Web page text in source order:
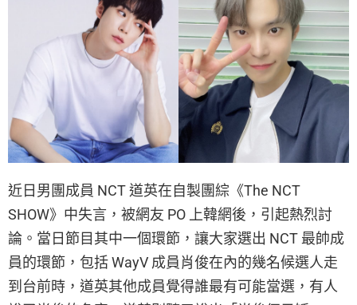
近日男團成員 NCT 道英在自製團綜《The NCT
SHOW》中失言，被網友 PO 上韓網後，引起熱烈討
論。當日節目其中一個環節，讓大家選出 NCT 最帥成
員的環節，包括 WayV 成員肖俊在內的幾名候選人走
到台前時，道英其他成員覺得誰最有可能當選，有人